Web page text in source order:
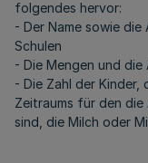
folgendes hervor:
- Der Name sowie
Schulen
- Die Mengen und
- Die Zahl der Kinder,
Zeitraums für den
sind, die Milch oder